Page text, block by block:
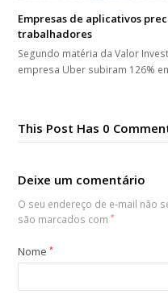
Empresas de aplicativos
trabalhadores
Segundo matéria da Valor
empresa Uber subiram 126%
This Post Has 0
Deixe um comentário
O seu endereço de e-mail não
são marcados com*
Nome*